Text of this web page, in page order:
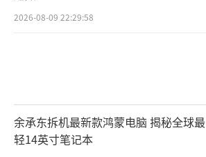
2026-08-09 22:29:58
余承东拆机最新款鸿蒙电脑 揭秘全球最
轻14英寸笔记本